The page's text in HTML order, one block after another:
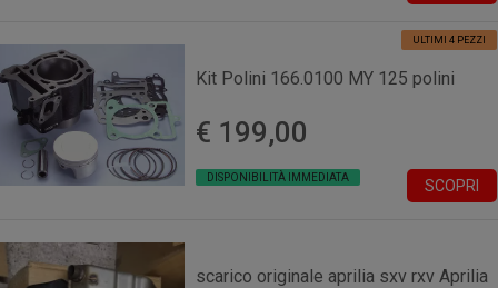
ULTIMI 4 PEZZI
Kit Polini 166.0100 MY 125 polini
€ 199,00
DISPONIBILITÀ IMMEDIATA SCOPRI
scarico originale aprilia sxv rxv Aprilia